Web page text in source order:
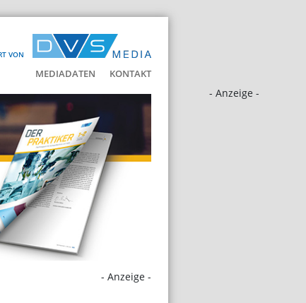
VON
MEDIADATEN KONTAKT
- Anzeige -
- Anzeige -